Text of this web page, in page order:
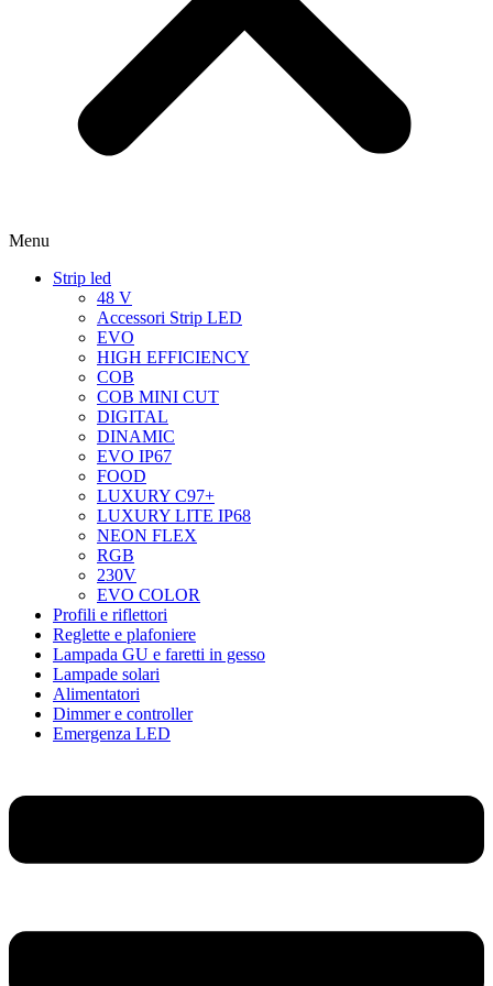
Menu
Strip led
48 V
Accessori Strip LED
EVO
HIGH EFFICIENCY
COB
COB MINI CUT
DIGITAL
DINAMIC
EVO IP67
FOOD
LUXURY C97+
LUXURY LITE IP68
NEON FLEX
RGB
230V
EVO COLOR
Profili e riflettori
Reglette e plafoniere
Lampada GU e faretti in gesso
Lampade solari
Alimentatori
Dimmer e controller
Emergenza LED